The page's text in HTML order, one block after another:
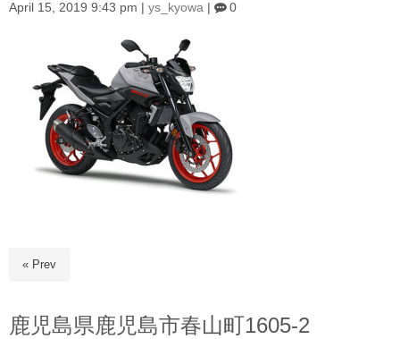
April 15, 2019 9:43 pm ys_kyowa 0
« Prev
鹿児島県鹿児島市春山町1605-2